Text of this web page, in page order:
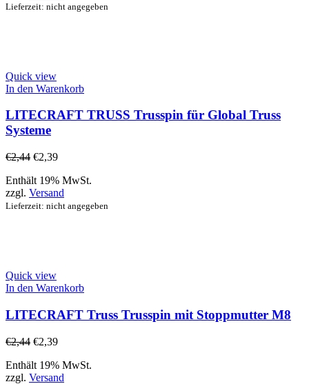
Lieferzeit: nicht angegeben
Quick view
In den Warenkorb
LITECRAFT TRUSS Trusspin für Global Truss
Systeme
€2,44 €2,39
Enthält 19% MwSt.
zzgl. Versand
Lieferzeit: nicht angegeben
Quick view
In den Warenkorb
LITECRAFT Truss Trusspin mit Stoppmutter M8
€2,44 €2,39
Enthält 19% MwSt.
zzgl. Versand